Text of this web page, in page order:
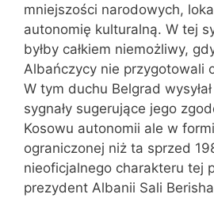
mniejszości narodowych,
autonomię kulturalną. W tej
byłby całkiem niemożliwy,
Albańczycy nie przygotowali
W tym duchu Belgrad
sygnały sugerujące jego
Kosowu autonomii ale w
ograniczonej niż ta sprzed
nieoficjalnego charakteru tej
prezydent Albanii Sali